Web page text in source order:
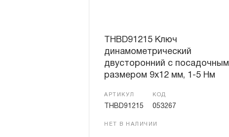
THBD91215 Ключ
динамометрический
двусторонний с посадочным
размером 9х12 мм, 1-5 Нм
АРТИКУЛ
THBD91215
КОД
053267
НЕТ В НАЛИЧИИ